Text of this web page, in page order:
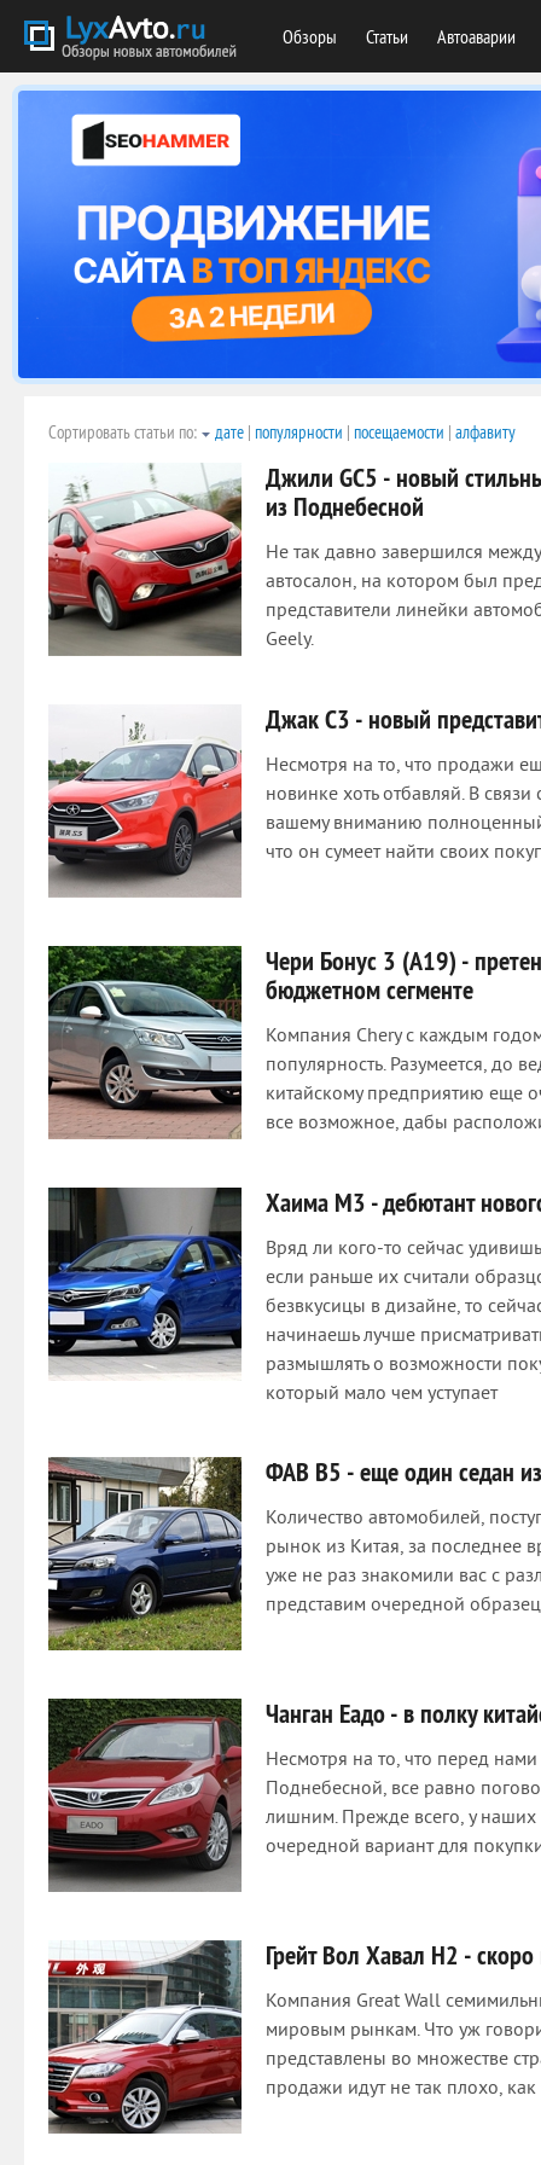
Обзоры Статьи Автоаварии
Сортировать статьи по: дате | популярности | посещаемости | алфавиту
Джили GC5 - новый
из Поднебесной
Не так давно завершился
автосалон, на котором был
представители линейки
Geely.
Джак С3 - новый
Несмотря на то, что продажи
новинке хоть отбавляй. В связи
вашему вниманию
что он сумеет найти своих
Чери Бонус 3 (А19) -
бюджетном сегменте
Компания Chery с каждым
популярность. Разумеется, до
китайскому предприятию еще
все возможное, дабы
Хаима М3 - дебютант
Вряд ли кого-то сейчас
если раньше их считали
безвкусицы в дизайне, то
начинаешь лучше
размышлять о возможности
который мало чем уступает
ФАВ В5 - еще один седан
Количество автомобилей,
рынок из Китая, за последнее
уже не раз знакомили вас с
представим очередной
Чанган Еадо - в полку
Несмотря на то, что перед
Поднебесной, все равно
лишним. Прежде всего, у наших
очередной вариант для
Грейт Вол Хавал Н2 -
Компания Great Wall
мировым рынкам. Что уж
представлены во множестве
продажи идут не так плохо,